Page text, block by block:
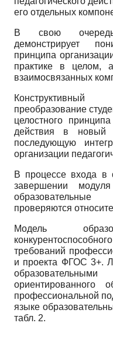
его отдельных
В свою очередь
демонстрирует
принципа
практике в целом,
взаимосвязанных
Конструктивный
преобразование
целостного
действия в новый
последующую
организации
В процессе входа в
завершении
образовательные
проверяются
Модель
требований
и проекта ФГОС 3+.
ориентированного
профессиональной
языке
табл. 2.